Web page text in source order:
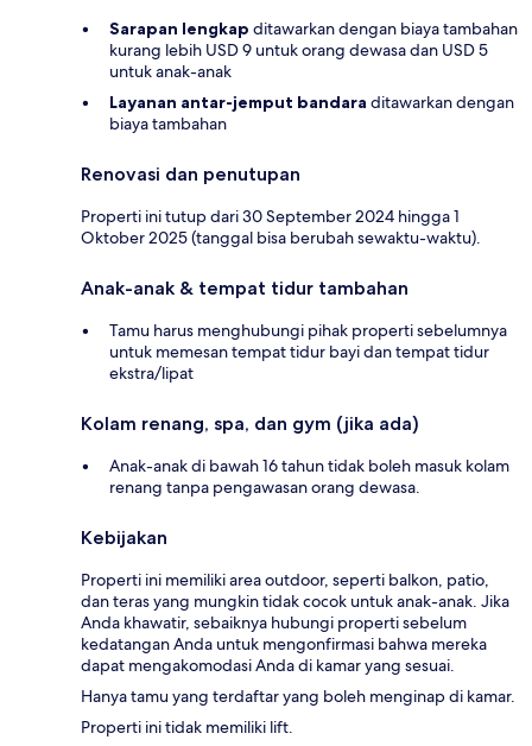
Sarapan lengkap ditawarkan dengan biaya tambahan
kurang lebih USD 9 untuk orang dewasa dan USD 5
untuk anak-anak
Layanan antar-jemput bandara ditawarkan dengan
biaya tambahan
Renovasi dan penutupan
Properti ini tutup dari 30 September 2024 hingga 1
Oktober 2025 (tanggal bisa berubah sewaktu-waktu).
Anak-anak & tempat tidur tambahan
Tamu harus menghubungi pihak properti sebelumnya
untuk memesan tempat tidur bayi dan tempat tidur
ekstra/lipat
Kolam renang, spa, dan gym (jika ada)
Anak-anak di bawah 16 tahun tidak boleh masuk kolam
renang tanpa pengawasan orang dewasa.
Kebijakan
Properti ini memiliki area outdoor, seperti balkon, patio,
dan teras yang mungkin tidak cocok untuk anak-anak. Jika
Anda khawatir, sebaiknya hubungi properti sebelum
kedatangan Anda untuk mengonfirmasi bahwa mereka
dapat mengakomodasi Anda di kamar yang sesuai.
Hanya tamu yang terdaftar yang boleh menginap di kamar.
Properti ini tidak memiliki lift.